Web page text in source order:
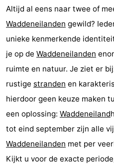
Last
Zien
doen
-
Monumenten
-
Altijd al eens naar twee of
Waddeneilanden gewild?
unieke kenmerkende
je op de Waddeneilanden
ruimte en natuur. Je ziet er
rustige stranden en
hierdoor geen keuze maken
een oplossing: Waddeneiland
tot eind september zijn alle
Waddeneilanden met per
Kijkt u voor de exacte